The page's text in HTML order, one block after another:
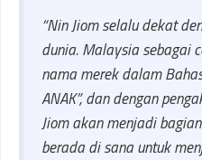
“Nin Jiom selalu dekat
dunia. Malaysia sebagai
nama merek dalam
ANAK”, dan dengan
Jiom akan menjadi
berada di sana untuk